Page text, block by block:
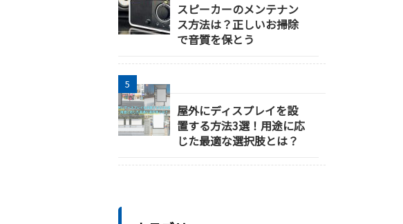
スピーカーのメンテナン
ス方法は？正しいお掃除
で音質を保とう
屋外にディスプレイを設
置する方法3選！用途に応
じた最適な選択肢とは？